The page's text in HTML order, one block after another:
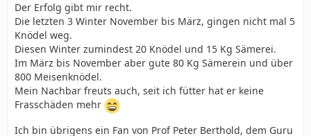
Der Erfolg gibt mir recht.
Die letzten 3 Winter November bis März, gingen nicht mal 5
Knödel weg.
Diesen Winter zumindest 20 Knödel und 15 Kg Sämerei.
Im März bis November aber gute 80 Kg Sämerein und über
800 Meisenknödel.
Mein Nachbar freuts auch, seit ich fütter hat er keine
Frasschäden mehr
Ich bin übrigens ein Fan von Prof Peter Berthold, dem Guru